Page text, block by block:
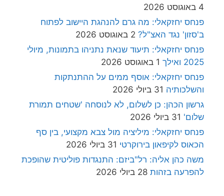
4 באוגוסט 2026
פנחס יחזקאלי: מה גרם להנהגת היישוב לפתוח
ב'סזון' נגד האצ"ל? 2 באוגוסט 2026
פנחס יחזקאלי: תיעוד שנאת נתניהו בתמונות, מיולי
2025 ואילך
1 באוגוסט 2026
פנחס יחזקאלי: אוסף ממים על ההתנתקות
והשלכותיה 31 ביולי 2026
גרשון הכהן: כן לשלום, לא לנוסחה 'שטחים תמורת
שלום' 31 ביולי 2026
פנחס יחזקאלי: מיליציה מול צבא מקצועי, בין סף
הכאוס לקיפאון בירוקרטי 31 ביולי 2026
משה כהן אליה: רל"ביזם: התנגדות פוליטית שהופכת
להפרעה בזהות 28 ביולי 2026